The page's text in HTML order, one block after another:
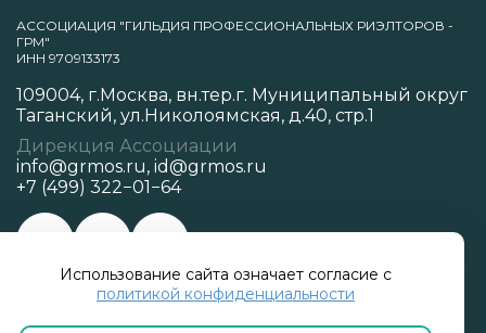
Использование сайта означает согласие с
политикой конфиденциальности
АССОЦИАЦИЯ "ГИЛЬДИЯ ПРОФЕССИОНАЛЬНЫХ РИЭЛТОРОВ -
ГРМ"
ИНН 9709133173
109004, г.Москва, вн.тер.г. Муниципальный округ
Таганский, ул.Николоямская, д.40, стр.1
Дирекция Ассоциации
info@grmos.ru, id@grmos.ru
+7 (499) 322−01−64
Политика конфиденциальности